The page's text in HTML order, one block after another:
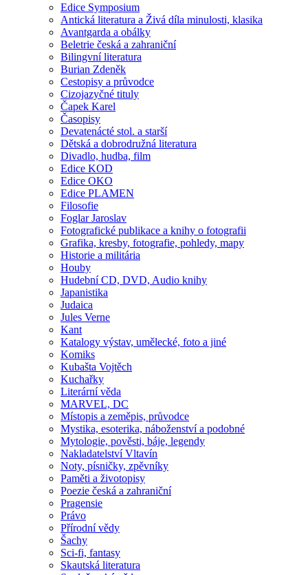
Edice Symposium
Antická literatura a Živá díla minulosti, klasika
Avantgarda a obálky
Beletrie česká a zahraniční
Bilingvní literatura
Burian Zdeněk
Cestopisy a průvodce
Cizojazyčné tituly
Čapek Karel
Časopisy
Devatenácté stol. a starší
Dětská a dobrodružná literatura
Divadlo, hudba, film
Edice KOD
Edice OKO
Edice PLAMEN
Filosofie
Foglar Jaroslav
Fotografické publikace a knihy o fotografii
Grafika, kresby, fotografie, pohledy, mapy
Historie a militária
Houby
Hudební CD, DVD, Audio knihy
Japanistika
Judaica
Jules Verne
Kant
Katalogy výstav, umělecké, foto a jiné
Komiks
Kubašta Vojtěch
Kuchařky
Literární věda
MARVEL, DC
Místopis a zeměpis, průvodce
Mystika, esoterika, náboženství a podobné
Mytologie, pověsti, báje, legendy
Nakladatelství Vltavín
Noty, písničky, zpěvníky
Paměti a životopisy
Poezie česká a zahraniční
Pragensie
Právo
Přírodní vědy
Šachy
Sci-fi, fantasy
Skautská literatura